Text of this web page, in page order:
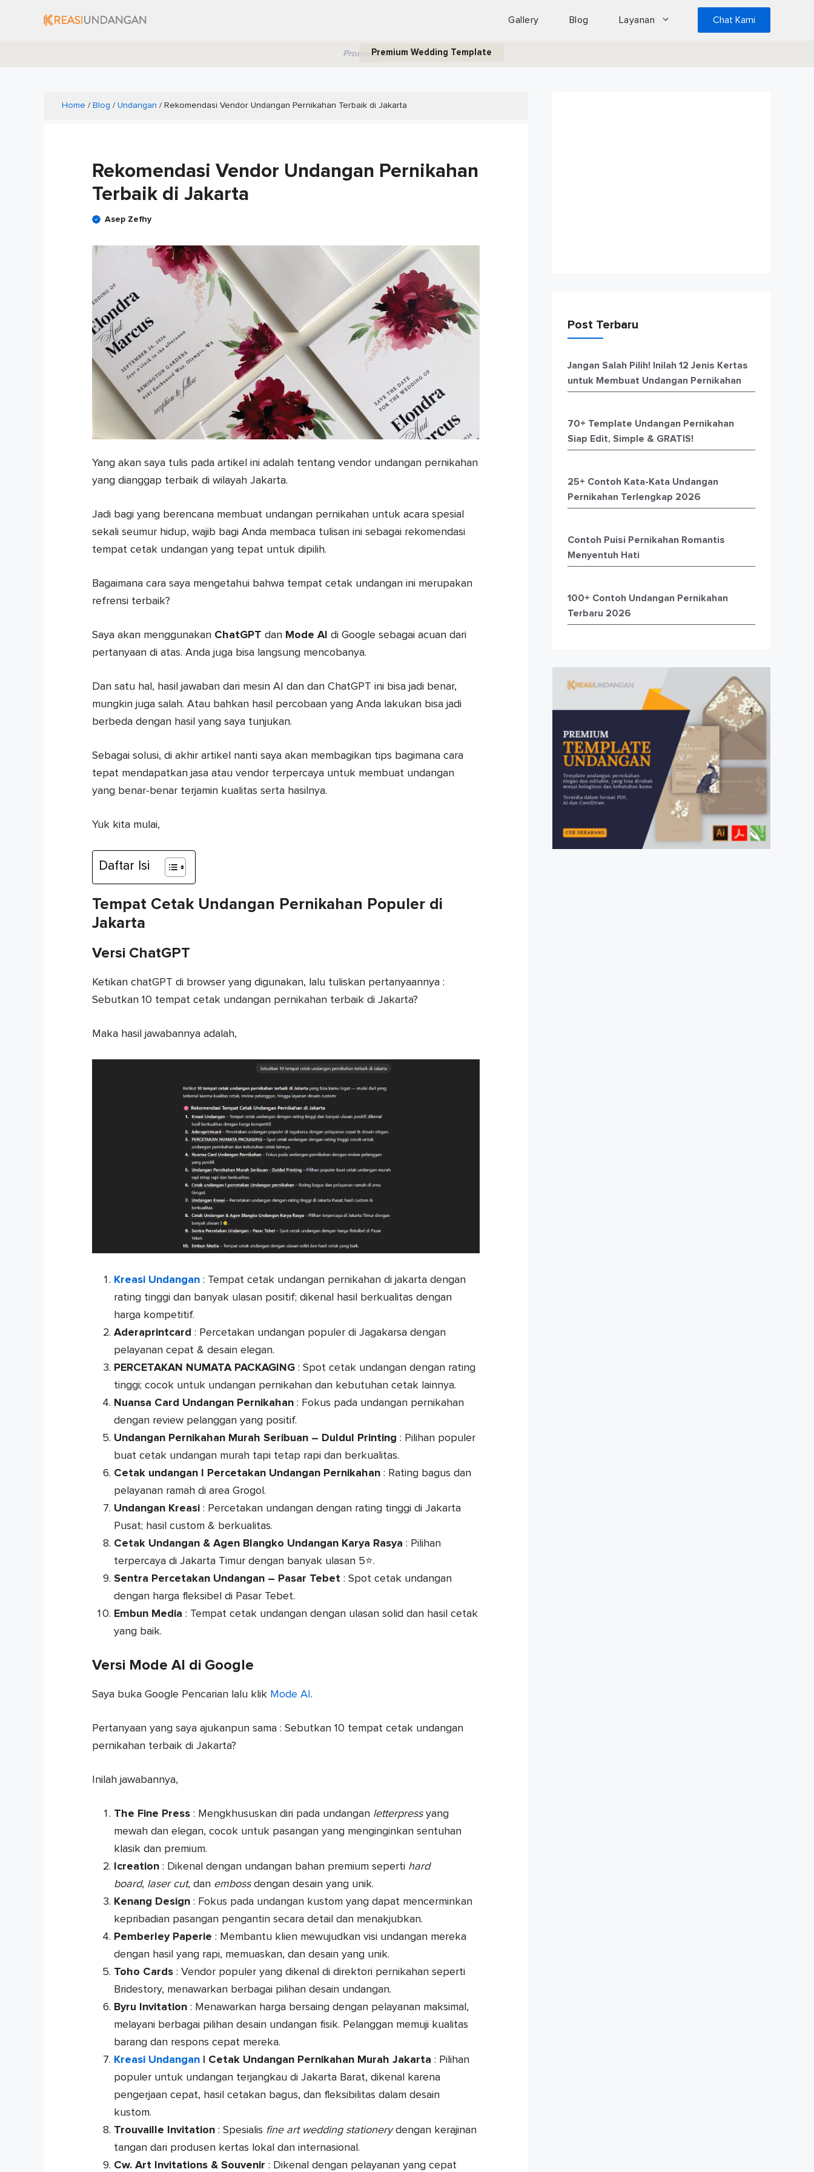
Gallery Blog Layanan Chat Kami
Promo 50%Premium Wedding Template
Home / Blog / Undangan / Rekomendasi Vendor Undangan Pernikahan Terbaik di Jakarta
Rekomendasi Vendor Undangan Pernikahan
Terbaik di Jakarta
Asep Zefhy
Yang akan saya tulis pada artikel ini adalah tentang vendor undangan pernikahan
yang dianggap terbaik di wilayah Jakarta.
Jadi bagi yang berencana membuat undangan pernikahan untuk acara spesial
sekali seumur hidup, wajib bagi Anda membaca tulisan ini sebagai rekomendasi
tempat cetak undangan yang tepat untuk dipilih.
Bagaimana cara saya mengetahui bahwa tempat cetak undangan ini merupakan
refrensi terbaik?
Saya akan menggunakan ChatGPT dan Mode AI di Google sebagai acuan dari
pertanyaan di atas. Anda juga bisa langsung mencobanya.
Dan satu hal, hasil jawaban dari mesin AI dan dan ChatGPT ini bisa jadi benar,
mungkin juga salah. Atau bahkan hasil percobaan yang Anda lakukan bisa jadi
berbeda dengan hasil yang saya tunjukan.
Sebagai solusi, di akhir artikel nanti saya akan membagikan tips bagimana cara
tepat mendapatkan jasa atau vendor terpercaya untuk membuat undangan
yang benar-benar terjamin kualitas serta hasilnya.
Yuk kita mulai,
Daftar Isi
Tempat Cetak Undangan Pernikahan Populer di
Jakarta
Versi ChatGPT
Ketikan chatGPT di browser yang digunakan, lalu tuliskan pertanyaannya :
Sebutkan 10 tempat cetak undangan pernikahan terbaik di Jakarta?
Maka hasil jawabannya adalah,
Kreasi Undangan : Tempat cetak undangan pernikahan di jakarta dengan
rating tinggi dan banyak ulasan positif; dikenal hasil berkualitas dengan
harga kompetitif.
Aderaprintcard : Percetakan undangan populer di Jagakarsa dengan
pelayanan cepat & desain elegan.
PERCETAKAN NUMATA PACKAGING : Spot cetak undangan dengan rating
tinggi; cocok untuk undangan pernikahan dan kebutuhan cetak lainnya.
Nuansa Card Undangan Pernikahan : Fokus pada undangan pernikahan
dengan review pelanggan yang positif.
Undangan Pernikahan Murah Seribuan – Duldul Printing : Pilihan populer
buat cetak undangan murah tapi tetap rapi dan berkualitas.
Cetak undangan I Percetakan Undangan Pernikahan : Rating bagus dan
pelayanan ramah di area Grogol.
Undangan Kreasi : Percetakan undangan dengan rating tinggi di Jakarta
Pusat; hasil custom & berkualitas.
Cetak Undangan & Agen Blangko Undangan Karya Rasya : Pilihan
terpercaya di Jakarta Timur dengan banyak ulasan 5⭐.
Sentra Percetakan Undangan – Pasar Tebet : Spot cetak undangan
dengan harga fleksibel di Pasar Tebet.
Embun Media : Tempat cetak undangan dengan ulasan solid dan hasil cetak
yang baik.
Versi Mode AI di Google
Saya buka Google Pencarian lalu klik Mode AI .
Pertanyaan yang saya ajukanpun sama : Sebutkan 10 tempat cetak undangan
pernikahan terbaik di Jakarta?
Inilah jawabannya,
The Fine Press : Mengkhususkan diri pada undangan letterpressyang
mewah dan elegan, cocok untuk pasangan yang menginginkan sentuhan
klasik dan premium.
Icreation : Dikenal dengan undangan bahan premium seperti hard
board, laser cut, dan embossdengan desain yang unik.
Kenang Design : Fokus pada undangan kustom yang dapat mencerminkan
kepribadian pasangan pengantin secara detail dan menakjubkan.
Pemberley Paperie : Membantu klien mewujudkan visi undangan mereka
dengan hasil yang rapi, memuaskan, dan desain yang unik.
Toho Cards : Vendor populer yang dikenal di direktori pernikahan seperti
Bridestory, menawarkan berbagai pilihan desain undangan.
Byru Invitation : Menawarkan harga bersaing dengan pelayanan maksimal,
melayani berbagai pilihan desain undangan fisik. Pelanggan memuji kualitas
barang dan respons cepat mereka.
Kreasi Undangan
| Cetak Undangan Pernikahan Murah Jakarta : Pilihan
populer untuk undangan terjangkau di Jakarta Barat, dikenal karena
pengerjaan cepat, hasil cetakan bagus, dan fleksibilitas dalam desain
kustom.
Trouvaille Invitation : Spesialis fine art wedding stationerydengan kerajinan
tangan dari produsen kertas lokal dan internasional.
Cw. Art Invitations & Souvenir : Dikenal dengan pelayanan yang cepat
Post Terbaru
Jangan Salah Pilih! Inilah 12 Jenis Kertas
untuk Membuat Undangan Pernikahan
70+ Template Undangan Pernikahan
Siap Edit, Simple & GRATIS!
25+ Contoh Kata-Kata Undangan
Pernikahan Terlengkap 2026
Contoh Puisi Pernikahan Romantis
Menyentuh Hati
100+ Contoh Undangan Pernikahan
Terbaru 2026